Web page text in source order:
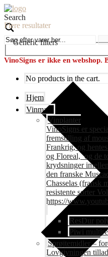
Search
Flere resultater
Generic filters
VinoSigns er ikke en
No products in the cart.
Hjem
Vinmark
Vinplanter
VinoSigns er
fremstilling af
Frankrig, og
og Floreal, og de
krydsninger
den franske
Chasselas (fransk
resistente sorter
https://
ResDur
Piwi
Sprøjtemidler –
Lovgivningen